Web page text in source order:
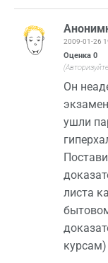
2009-01-26
Оценка 0
Он
ушли
листа
курсам)